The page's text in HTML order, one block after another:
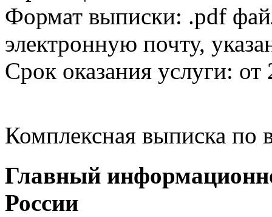
Формат выписки: .pdf
электронную почту,
Срок оказания услуги: от
Комплексная выписка
Главный
России